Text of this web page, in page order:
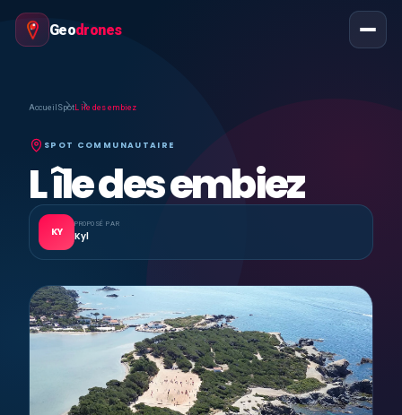
Geodrones
Accueil SpotL île des embiez
SPOT COMMUNAUTAIRE
L île des embiez
KY
PROPOSÉ PAR
Kyl